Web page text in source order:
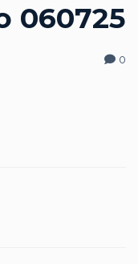
060725
0